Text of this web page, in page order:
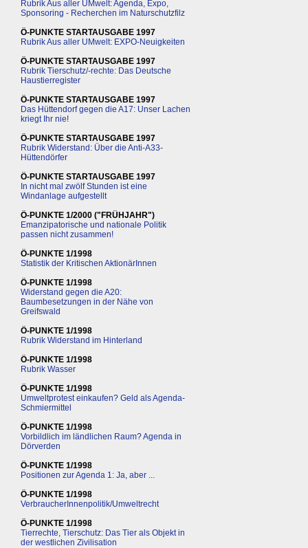
Rubrik Aus aller UMwelt: Agenda, Expo,
Sponsoring - Recherchen im Naturschutzfilz
Ö-PUNKTE STARTAUSGABE 1997
Rubrik Aus aller UMwelt: EXPO-Neuigkeiten
Ö-PUNKTE STARTAUSGABE 1997
Rubrik Tierschutz/-rechte: Das Deutsche
Haustierregister
Ö-PUNKTE STARTAUSGABE 1997
Das Hüttendorf gegen die A17: Unser Lachen
kriegt Ihr nie!
Ö-PUNKTE STARTAUSGABE 1997
Rubrik Widerstand: Über die Anti-A33-
Hüttendörfer
Ö-PUNKTE STARTAUSGABE 1997
In nicht mal zwölf Stunden ist eine
Windanlage aufgestellt
Ö-PUNKTE 1/2000 ("FRÜHJAHR")
Emanzipatorische und nationale Politik
passen nicht zusammen!
Ö-PUNKTE 1/1998
Statistik der Kritischen AktionärInnen
Ö-PUNKTE 1/1998
Widerstand gegen die A20:
Baumbesetzungen in der Nähe von
Greifswald
Ö-PUNKTE 1/1998
Rubrik Widerstand im Hinterland
Ö-PUNKTE 1/1998
Rubrik Wasser
Ö-PUNKTE 1/1998
Umweltprotest einkaufen? Geld als Agenda-
Schmiermittel
Ö-PUNKTE 1/1998
Vorbildlich im ländlichen Raum? Agenda in
Dörverden
Ö-PUNKTE 1/1998
Positionen zur Agenda 1: Ja, aber ...
Ö-PUNKTE 1/1998
VerbraucherInnenpolitik/Umweltrecht
Ö-PUNKTE 1/1998
Tierrechte, Tierschutz: Das Tier als Objekt in
der westlichen Zivilisation